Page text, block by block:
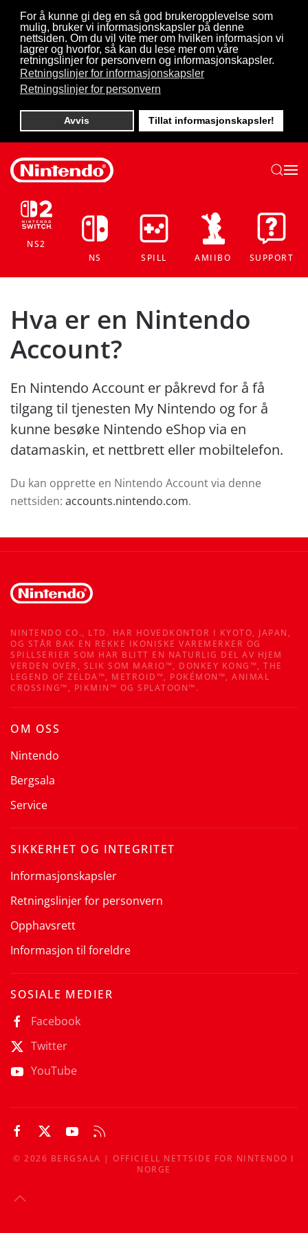
For å kunne gi deg en så god brukeropplevelse som
mulig, bruker vi informasjonskapsler på denne
nettsiden. Om du vil vite mer om hvilken informasjon vi
lagrer og hvorfor, så kan du lese mer om våre
retningslinjer for personvern og informasjonskapsler.
Retningslinjer for informasjonskapsler
Retningslinjer for personvern
Avvis Tillat informasjonskapsler!
Skip to main content
NS2
NS
SPILL AMIIBO SUPPORT
Hva er en Nintendo
Account?
En Nintendo Account er påkrevd for å få
tilgang til tjenesten My Nintendo og for å
kunne besøke Nintendo eShop via en
datamaskin, et nettbrett eller mobiltelefon.
Du kan opprette en Nintendo Account via denne
nettsiden: accounts.nintendo.com.
NINTENDO CO., LTD. HAR HOVEDKONTOR I KYOTO, JAPAN,
OG STÅR BAK EN REKKE IKONISKE VAREMERKER OG
SPILLSERIER SOM HAR BLITT EN NATURLIG DEL AV HJEM
VERDEN OVER, SLIK SOM MARIO™, DONKEY KONG™, THE
LEGEND OF ZELDA™, METROID™, POKÉMON™, ANIMAL
CROSSING™, PIKMIN™ OG SPLATOON™.
OM OSS
Nintendo
Bergsala
Service
SIKKERHET OG INTEGRITET
Informasjonskapsler
Retningslinjer for personvern
Opphavsrett
Informasjon til foreldre
SOSIALE MEDIER
Facebook
Twitter
YouTube
©2026 BERGSALA | OFFICIELL NETTSIDE FOR NINTENDO I
NORGE